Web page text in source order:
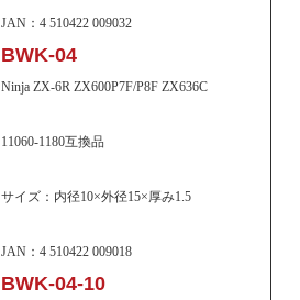
JAN：4 510422 009032
BWK-04
Ninja ZX-6R ZX600P7F/P8F ZX636C
11060-1180互換品
サイズ：内径10×外径15×厚み1.5
JAN：4 510422 009018
BWK-04-10